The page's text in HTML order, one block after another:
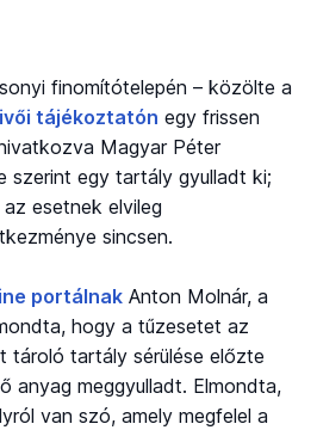
finomítótelepén – közölte a
tájékoztatón egy frissen
Magyar Péter
szerint egy tartály gyulladt ki;
esetnek elvileg
sincsen.
portálnak Anton Molnár, a
hogy a tűzesetet az
tároló tartály sérülése előzte
anyag meggyulladt. Elmondta,
van szó, amely megfelel a